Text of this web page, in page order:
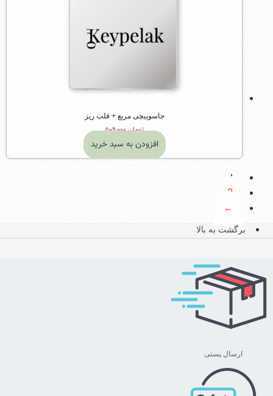
جاسوییچی مربع + قلب ریز
تومان۵۰۹,۰۰۰
افزودن به سبد خرید
1
2
←
برگشت به بالا
ارسال پستی